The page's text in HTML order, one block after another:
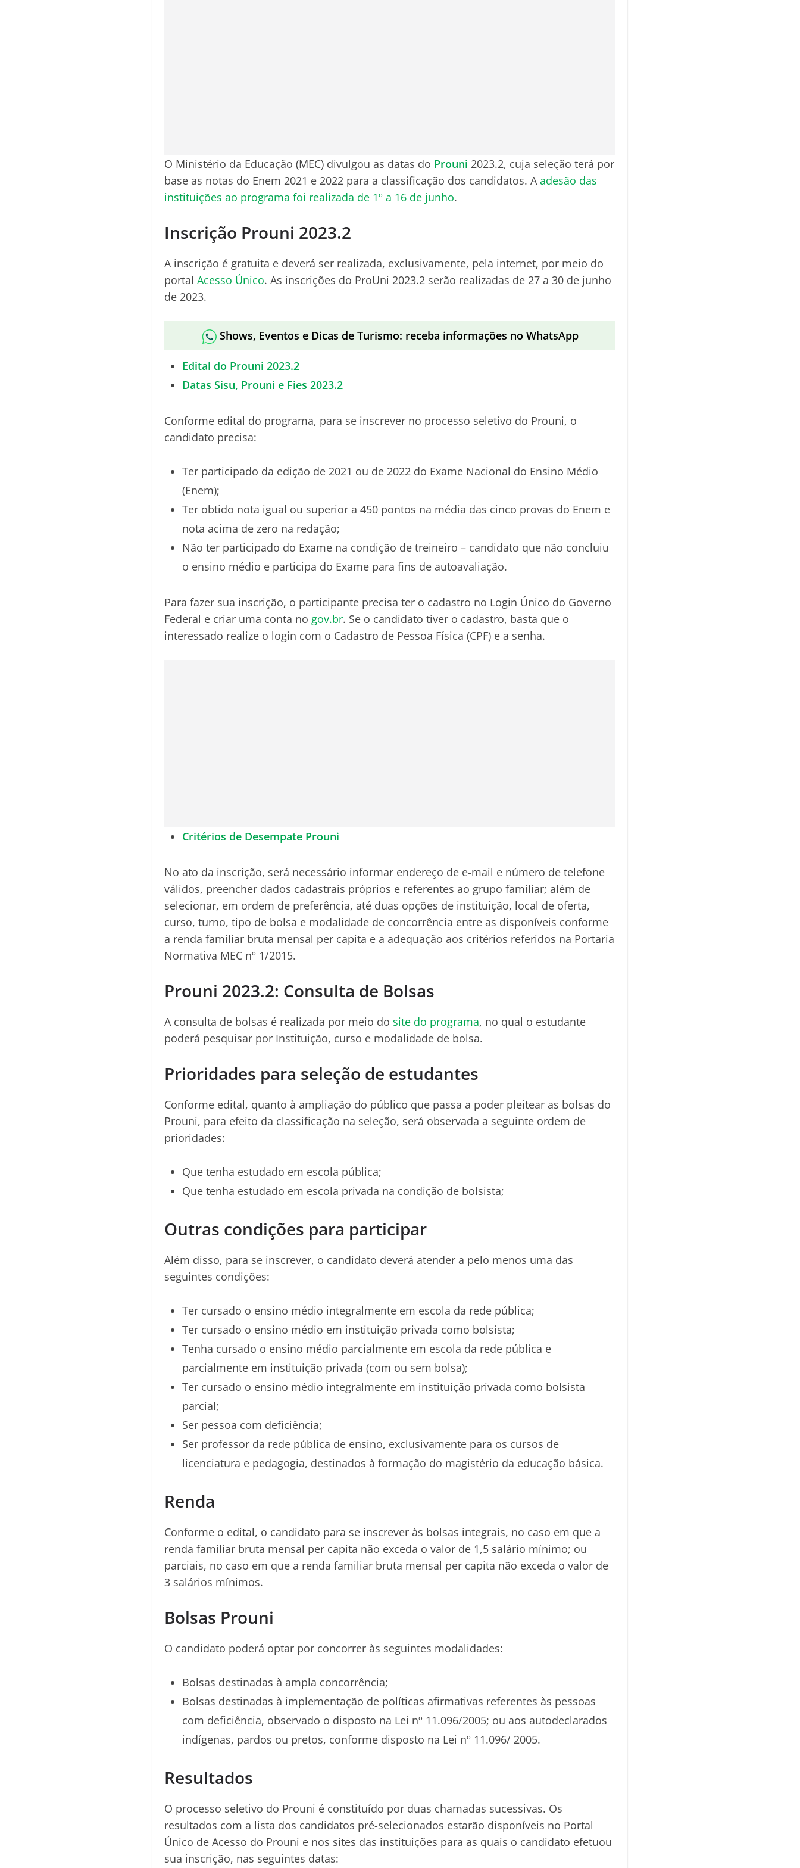
O Ministério da Educação (MEC) divulgou as datas do Prouni 2023.2, cuja seleção terá por
base as notas do Enem 2021 e 2022 para a classificação dos candidatos. Aadesão das
instituições ao programa foi realizada de 1º a 16 de junho.
Inscrição Prouni 2023.2
A inscrição é gratuita e deverá ser realizada, exclusivamente, pela internet, por meio do
portalAcesso Único. As inscrições do ProUni 2023.2 serão realizadas de 27 a 30 de junho
de 2023.
Shows, Eventos e Dicas de Turismo: receba informações no WhatsApp
Edital do Prouni 2023.2
Datas Sisu, Prouni e Fies 2023.2
Conforme edital do programa, para se inscrever no processo seletivo do Prouni, o
candidato precisa:
Ter participado da edição de 2021 ou de 2022 do Exame Nacional do Ensino Médio
(Enem);
Ter obtido nota igual ou superior a 450 pontos na média das cinco provas do Enem e
nota acima de zero na redação;
Não ter participado do Exame na condição de treineiro – candidato que não concluiu
o ensino médio e participa do Exame para fins de autoavaliação.
Para fazer sua inscrição, o participante precisa ter o cadastro no Login Único do Governo
Federal e criar uma conta no gov.br. Se o candidato tiver o cadastro, basta que o
interessado realize o login com o Cadastro de Pessoa Física (CPF) e a senha.
Critérios de Desempate Prouni
No ato da inscrição, será necessário informar endereço de e-mail e número de telefone
válidos, preencher dados cadastrais próprios e referentes ao grupo familiar; além de
selecionar, em ordem de preferência, até duas opções de instituição, local de oferta,
curso, turno, tipo de bolsa e modalidade de concorrência entre as disponíveis conforme
a renda familiar bruta mensal per capita e a adequação aos critérios referidos na Portaria
Normativa MEC nº 1/2015.
Prouni 2023.2: Consulta de Bolsas
A consulta de bolsas é realizada por meio do site do programa, no qual o estudante
poderá pesquisar por Instituição, curso e modalidade de bolsa.
Prioridades para seleção de estudantes
Conforme edital, quanto à ampliação do público que passa a poder pleitear as bolsas do
Prouni, para efeito da classificação na seleção, será observada a seguinte ordem de
prioridades:
Que tenha estudado em escola pública;
Que tenha estudado em escola privada na condição de bolsista;
Outras condições para participar
Além disso, para se inscrever, o candidato deverá atender a pelo menos uma das
seguintes condições:
Ter cursado o ensino médio integralmente em escola da rede pública;
Ter cursado o ensino médio em instituição privada como bolsista;
Tenha cursado o ensino médio parcialmente em escola da rede pública e
parcialmente em instituição privada (com ou sem bolsa);
Ter cursado o ensino médio integralmente em instituição privada como bolsista
parcial;
Ser pessoa com deficiência;
Ser professor da rede pública de ensino, exclusivamente para os cursos de
licenciatura e pedagogia, destinados à formação do magistério da educação básica.
Renda
Conforme o edital, o candidato para se inscrever às bolsas integrais, no caso em que a
renda familiar bruta mensal per capita não exceda o valor de 1,5 salário mínimo; ou
parciais, no caso em que a renda familiar bruta mensal per capita não exceda o valor de
3 salários mínimos.
Bolsas Prouni
O candidato poderá optar por concorrer às seguintes modalidades:
Bolsas destinadas à ampla concorrência;
Bolsas destinadas à implementação de políticas afirmativas referentes às pessoas
com deficiência, observado o disposto na Lei nº 11.096/2005; ou aos autodeclarados
indígenas, pardos ou pretos, conforme disposto na Lei nº 11.096/ 2005.
Resultados
O processo seletivo do Prouni é constituído por duas chamadas sucessivas. Os
resultados com a lista dos candidatos pré-selecionados estarão disponíveis no Portal
Único de Acesso do Prouni e nos sites das instituições para as quais o candidato efetuou
sua inscrição, nas seguintes datas: